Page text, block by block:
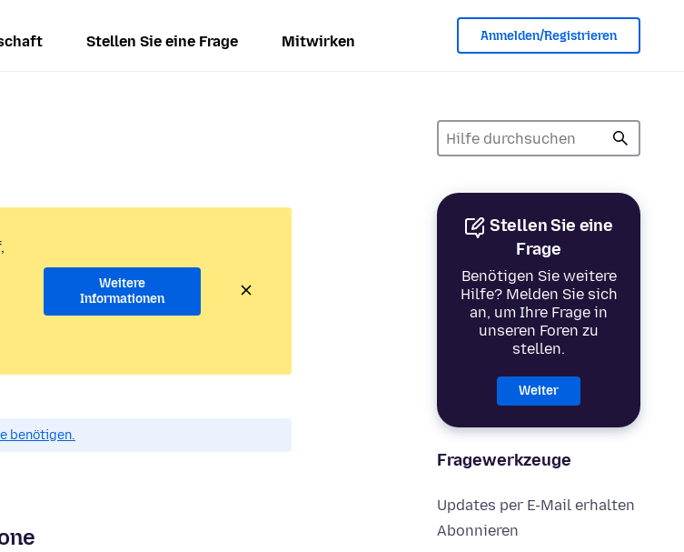
Stellen Sie eine Frage Mitwirken Anmelden/Registrieren
Stellen Sie eine
Frage
Benötigen Sie weitere
Hilfe? Melden Sie sich
an, um Ihre Frage in
unseren Foren zu
stellen.
Weiter
Fragewerkzeuge
Updates per E-Mail erhalten
Abonnieren
Weitere
Informationen
benötigen.